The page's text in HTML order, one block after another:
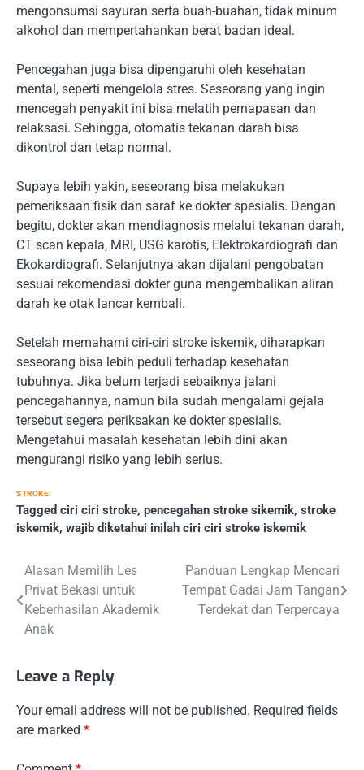
mengonsumsi sayuran serta buah-buahan, tidak minum
alkohol dan mempertahankan berat badan ideal.
Pencegahan juga bisa dipengaruhi oleh kesehatan
mental, seperti mengelola stres. Seseorang yang ingin
mencegah penyakit ini bisa melatih pernapasan dan
relaksasi. Sehingga, otomatis tekanan darah bisa
dikontrol dan tetap normal.
Supaya lebih yakin, seseorang bisa melakukan
pemeriksaan fisik dan saraf ke dokter spesialis. Dengan
begitu, dokter akan mendiagnosis melalui tekanan darah,
CT scan kepala, MRI, USG karotis, Elektrokardiografi dan
Ekokardiografi. Selanjutnya akan dijalani pengobatan
sesuai rekomendasi dokter guna mengembalikan aliran
darah ke otak lancar kembali.
Setelah memahami ciri-ciri stroke iskemik, diharapkan
seseorang bisa lebih peduli terhadap kesehatan
tubuhnya. Jika belum terjadi sebaiknya jalani
pencegahannya, namun bila sudah mengalami gejala
tersebut segera periksakan ke dokter spesialis.
Mengetahui masalah kesehatan lebih dini akan
mengurangi risiko yang lebih serius.
STROKE
Tagged ciri ciri stroke, pencegahan stroke sikemik, stroke
iskemik, wajib diketahui inilah ciri ciri stroke iskemik
Post
navigation
Alasan Memilih Les
Privat Bekasi untuk
Keberhasilan Akademik
Anak
Panduan Lengkap Mencari
Tempat Gadai Jam Tangan
Terdekat dan Terpercaya
Leave a Reply
Your email address will not be published. Required fields
are marked *